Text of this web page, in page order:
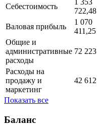
Себестоимость
1 353
722,48
Валовая прибыль
1 070
411,25
Общие и
административные
расходы
72 223
Расходы на
продажу и
маркетинг
42 612
Показать все
Баланс